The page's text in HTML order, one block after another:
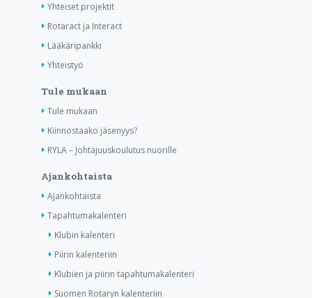
Yhteiset projektit
Rotaract ja Interact
Lääkäripankki
Yhteistyö
Tule mukaan
Tule mukaan
Kiinnostaako jäsenyys?
RYLA – Johtajuuskoulutus nuorille
Ajankohtaista
Ajankohtaista
Tapahtumakalenteri
Klubin kalenteri
Piirin kalenteriin
Klubien ja piirin tapahtumakalenteri
Suomen Rotaryn kalenteriin